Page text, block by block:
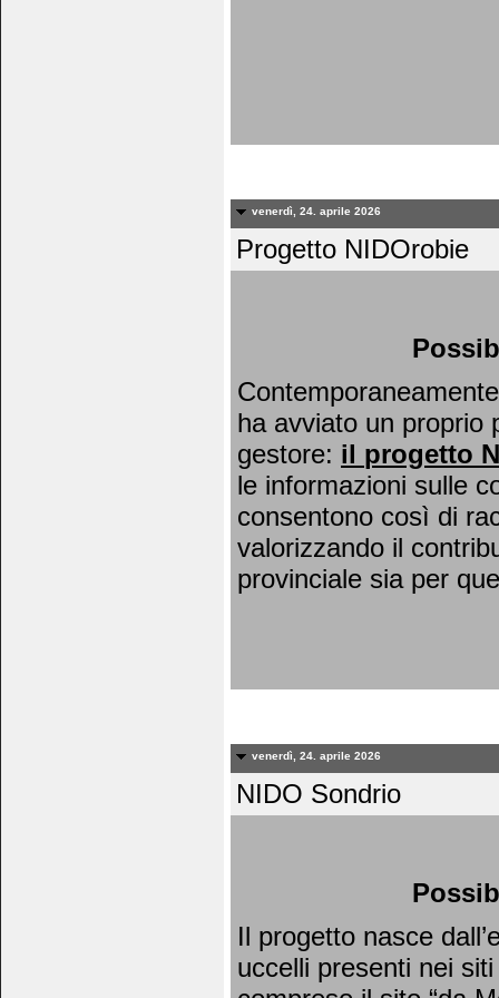
venerdì, 24. aprile 2026
Progetto NIDOrobie
ha avviato un proprio
gestore: il progetto
le informazioni sulle
consentono così di
valorizzando il
provinciale sia per
venerdì, 24. aprile 2026
NIDO Sondrio
Il progetto nasce
uccelli presenti nei